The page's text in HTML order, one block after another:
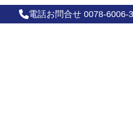
電話お問合せ 0078-6006-